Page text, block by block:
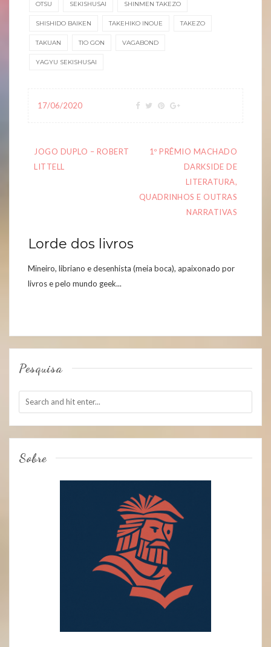
OTSU SEKISHUSAI SHINMEN TAKEZO
SHISHIDO BAIKEN TAKEHIKO INOUE TAKEZO
TAKUAN TIO GON VAGABOND
YAGYU SEKISHUSAI
17/06/2020
Navegação
de
JOGO DUPLO – ROBERT
LITTELL
1º PRÊMIO MACHADO
DARKSIDE DE
LITERATURA,
QUADRINHOS E OUTRAS
NARRATIVAS
Lorde dos livros
Mineiro, libriano e desenhista (meia boca), apaixonado por
livros e pelo mundo geek...
Pesquisa
Sobre